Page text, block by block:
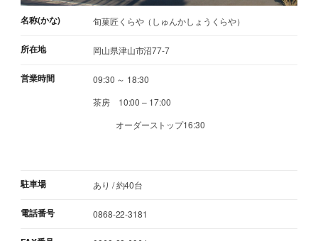
名称(かな) 旬菓匠くらや（しゅんかしょうくらや）
所在地 岡山県津山市沼77-7
営業時間
09:30 ～ 18:30
茶房 10:00 – 17:00
オーダーストップ16:30
駐車場 あり / 約40台
電話番号 0868-22-3181